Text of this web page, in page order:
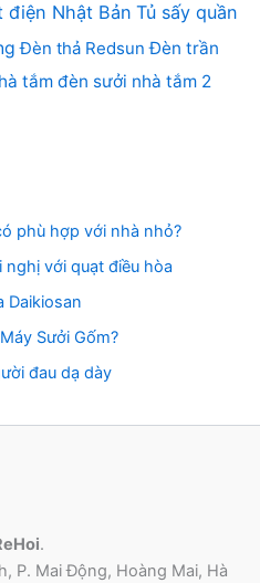
điện Nhật Bản Tủ sấy quần
Đèn thả Redsun Đèn trần
tắm đèn sưởi nhà tắm 2
phù hợp với nhà nhỏ?
với quạt điều hòa
Daikiosan
Sưởi Gốm?
đau dạ dày
.
P. Mai Động, Hoàng Mai, Hà